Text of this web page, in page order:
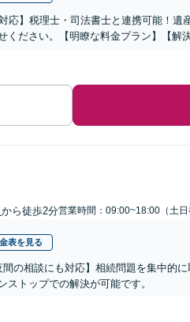
応】税理士・司法書士と連携可能！
ください。【明瞭な料金プラン】【解
から徒歩2分営業時間：09:00~18:00（土日
表を見る
間の相談にも対応】相続問題を集中的
ストップでの解決が可能です。